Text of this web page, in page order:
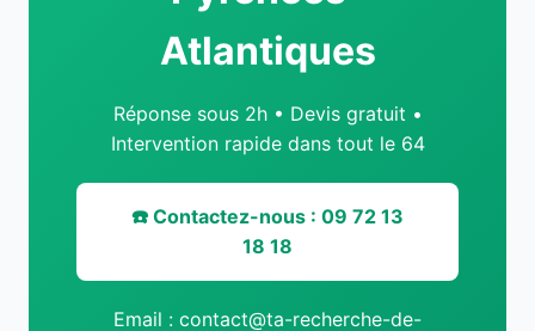
Atlantiques
Réponse sous 2h • Devis gratuit •
Intervention rapide dans tout le 64
☎️ Contactez-nous : 09 72 13
18 18
Email : contact@ta-recherche-de-